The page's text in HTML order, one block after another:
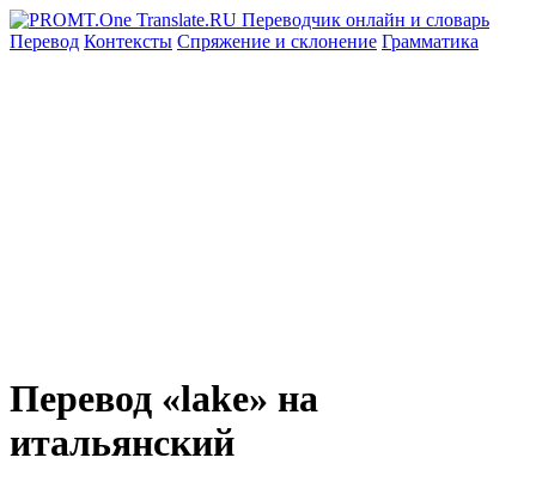
Перевод Контексты Спряжение и склонение Грамматика
Перевод «lake» на
итальянский